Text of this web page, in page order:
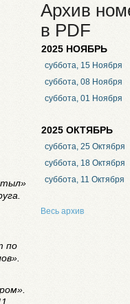
по
Архив
в PDF
2025 НОЯБРЬ
суббота, 15 Ноября
суббота, 08 Ноября
суббота, 01 Ноября
2025 ОКТЯБРЬ
суббота, 25 Октября
суббота, 18 Октября
суббота, 11 Октября
Весь архив